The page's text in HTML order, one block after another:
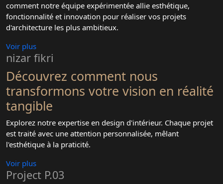
comment notre équipe expérimentée allie esthétique,
fonctionnalité et innovation pour réaliser vos projets
d'architecture les plus ambitieux.
Voir plus
nizar fikri
Découvrez comment nous
transformons votre vision en réalité
tangible
Explorez notre expertise en design d'intérieur. Chaque projet
est traité avec une attention personnalisée, mêlant
l'esthétique à la praticité.
Voir plus
Project P.03